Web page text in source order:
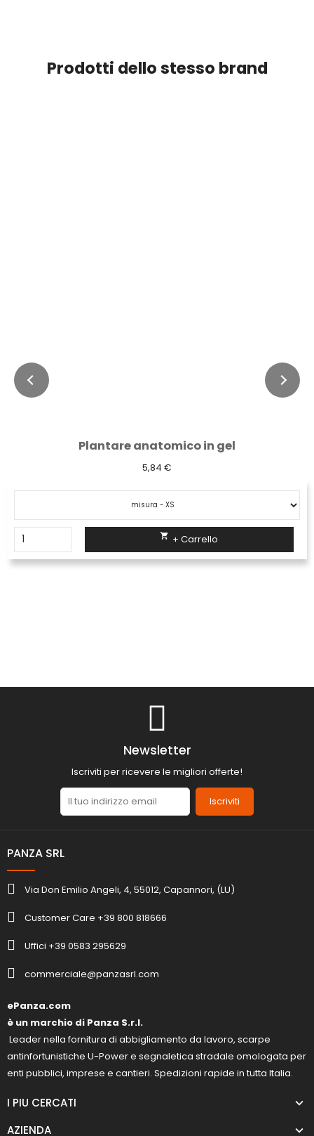
Prodotti dello stesso brand
Plantare anatomico in gel
5,84 €
 + Carrello
Newsletter
Iscriviti per ricevere le migliori offerte!
Iscriviti
PANZA SRL
Via Don Emilio Angeli, 4, 55012, Capannori, (LU)
Customer Care +39 800 818666
Uffici +39 0583 295629
commerciale@panzasrl.com
ePanza.com
è un marchio di Panza S.r.l.
Leader nella fornitura di abbigliamento da lavoro, scarpe
antinfortunistiche U-Power e segnaletica stradale omologata per
enti pubblici, imprese e cantieri. Spedizioni rapide in tutta Italia.
I PIU CERCATI
AZIENDA